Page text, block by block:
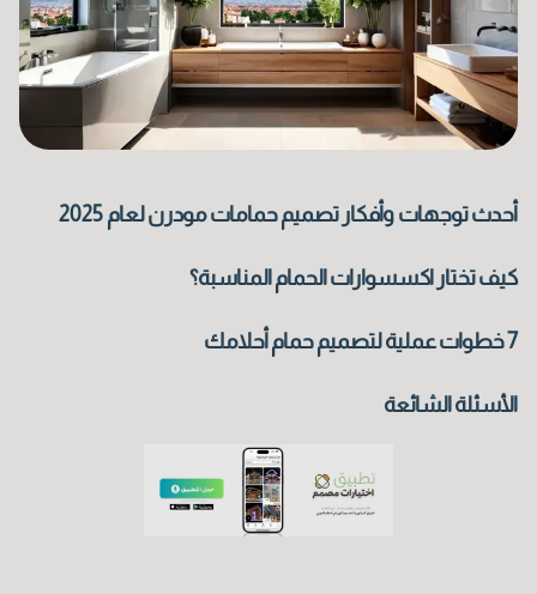
الاسم الأول
أحدث توجهات وأفكار تصميم حمامات مودرن لعام 2025
كيف تختار اكسسوارات الحمام المناسبة؟
7 خطوات عملية لتصميم حمام أحلامك
الأسئلة الشائعة